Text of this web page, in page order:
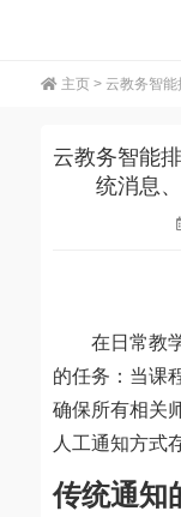
主页> 云教务智能
云教务智能
统消息
在日常教
的任务：当课
确保所有相关
人工通知方式
传统通知